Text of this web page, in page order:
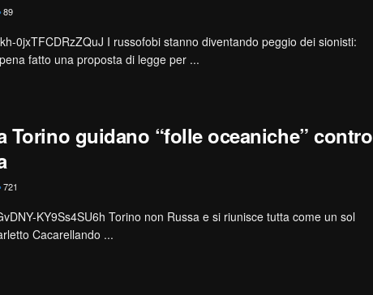
89
0jxTFCDRzZQuJ I russofobi stanno diventando peggio dei sionisti:
fatto una proposta di legge per ...
Torino guidano “folle oceaniche” contro
721
KY9Ss4SU6h Torino non Russa e si riunisce tutta come un sol
Cacarellando ...